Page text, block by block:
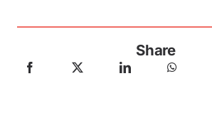
Share